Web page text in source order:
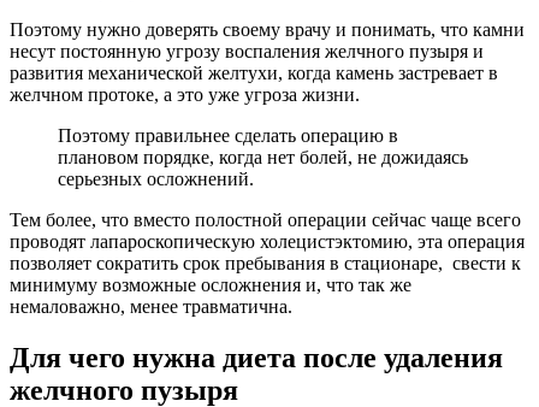
Поэтому нужно доверять своему врачу и понимать, что камни
несут постоянную угрозу воспаления желчного пузыря и
развития механической желтухи, когда камень застревает в
желчном протоке, а это уже угроза жизни.
Поэтому правильнее сделать операцию в
плановом порядке, когда нет болей, не дожидаясь
серьезных осложнений.
Тем более, что вместо полостной операции сейчас чаще всего
проводят лапароскопическую холецистэктомию, эта операция
позволяет сократить срок пребывания в стационаре, свести к
минимуму возможные осложнения и, что так же
немаловажно, менее травматична.
Для чего нужна диета после удаления
желчного пузыря